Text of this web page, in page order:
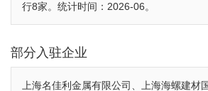
行8家。统计时间：2026-06。
部分入驻企业
上海名佳利金属有限公司、上海海螺建材